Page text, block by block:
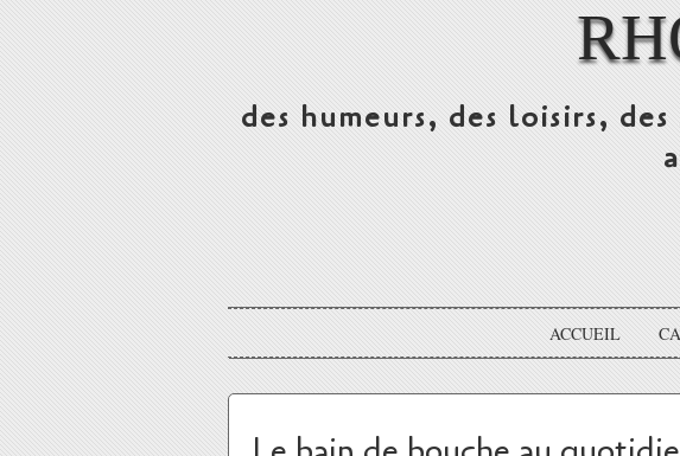
des humeurs, des loisirs,
ACCUEIL